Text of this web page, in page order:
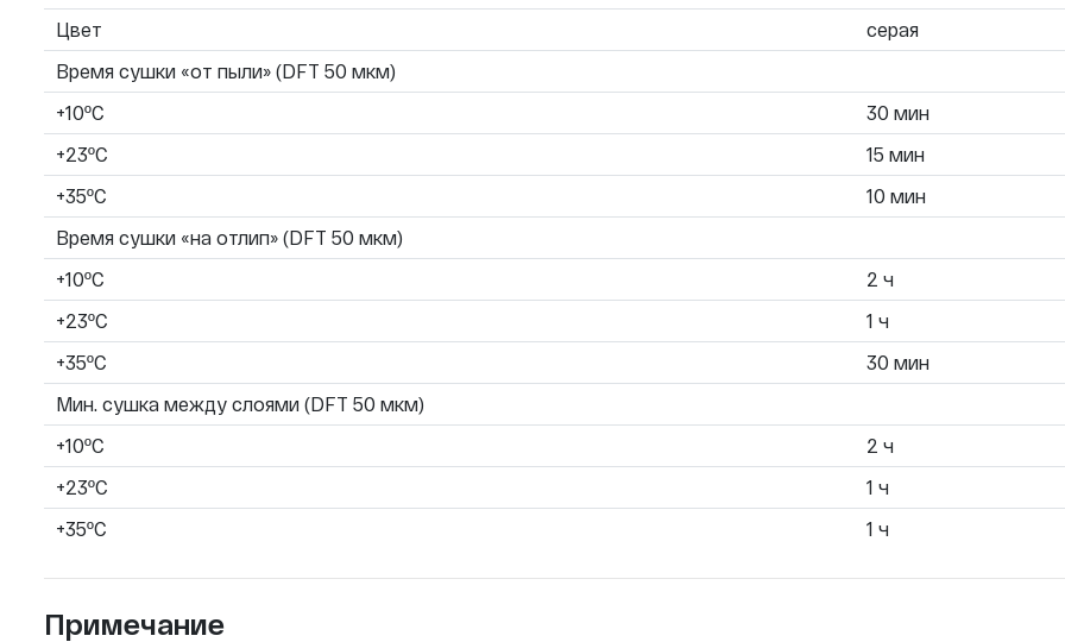
Цвет
серая
Время сушки «от пыли» (DFT 50 мкм)
+10ºC
30 мин
+23ºC
15 мин
+35ºC
10 мин
Время сушки «на отлип» (DFT 50 мкм)
+10ºC
2 ч
+23ºC
1 ч
+35ºC
30 мин
Мин. сушка между слоями (DFT 50 мкм)
+10ºC
2 ч
+23ºC
1 ч
+35ºC
1 ч
Примечание